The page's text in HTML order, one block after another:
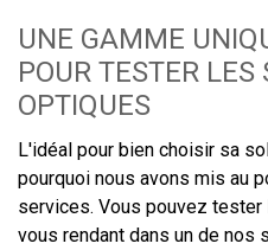
UNE GAMME
POUR TESTER LES
OPTIQUES
L'idéal pour bien choisir sa
pourquoi nous avons mis au
services. Vous pouvez
vous rendant dans un de nos